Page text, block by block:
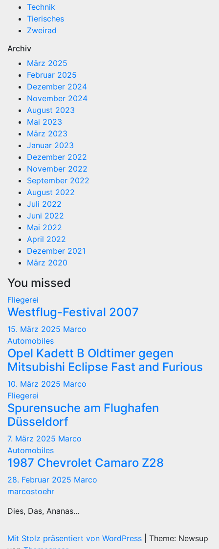
Technik
Tierisches
Zweirad
Archiv
März 2025
Februar 2025
Dezember 2024
November 2024
August 2023
Mai 2023
März 2023
Januar 2023
Dezember 2022
November 2022
September 2022
August 2022
Juli 2022
Juni 2022
Mai 2022
April 2022
Dezember 2021
März 2020
You missed
Fliegerei
Westflug-Festival 2007
15. März 2025 Marco
Automobiles
Opel Kadett B Oldtimer gegen
Mitsubishi Eclipse Fast and Furious
10. März 2025 Marco
Fliegerei
Spurensuche am Flughafen
Düsseldorf
7. März 2025 Marco
Automobiles
1987 Chevrolet Camaro Z28
28. Februar 2025 Marco
marcostoehr
Dies, Das, Ananas...
Mit Stolz präsentiert von WordPress
Theme: Newsup